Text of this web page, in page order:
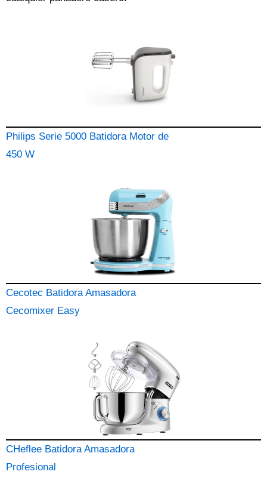
Philips Serie 5000 Batidora Motor de
450 W
Cecotec Batidora Amasadora
Cecomixer Easy
CHeflee Batidora Amasadora
Profesional